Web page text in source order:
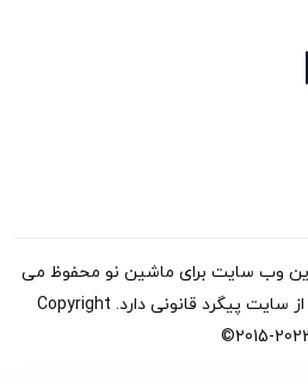
وب سایت برای ماشین نو محفوظ می
باشد ، هر گونه کپی برداری از سایت پیگرد قانونی دارد. Copyright
©2015-